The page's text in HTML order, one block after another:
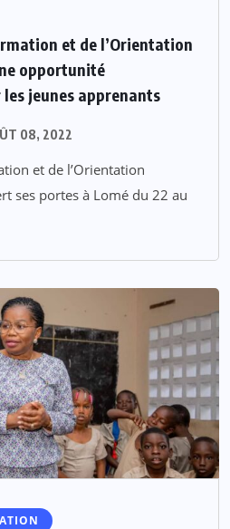
et de l’Orientation
opportunité
jeunes apprenants
08, 2022
et de l’Orientation
ses portes à Lomé du 22 au